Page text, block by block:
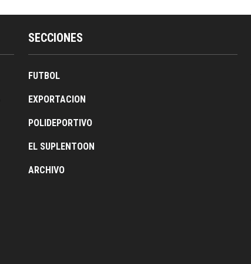
SECCIONES
FUTBOL
EXPORTACION
POLIDEPORTIVO
EL SUPLENTOON
ARCHIVO